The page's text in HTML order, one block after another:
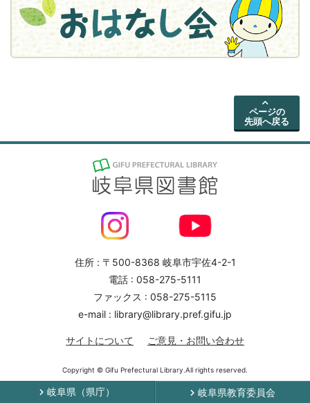
ページの
先頭へ戻る
住所 : 〒500-8368 岐阜市宇佐4-2-1
電話 : 058-275-5111
ファックス : 058-275-5115
e-mail : library@library.pref.gifu.jp
サイトについて ご意見・お問い合わせ
Copyright © Gifu Prefectural Library.All rights reserved.
岐阜県（県庁） 岐阜県教育委員会